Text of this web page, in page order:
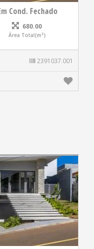
Cond. Fechado
680.00
Área Total(m²)
2391037.001